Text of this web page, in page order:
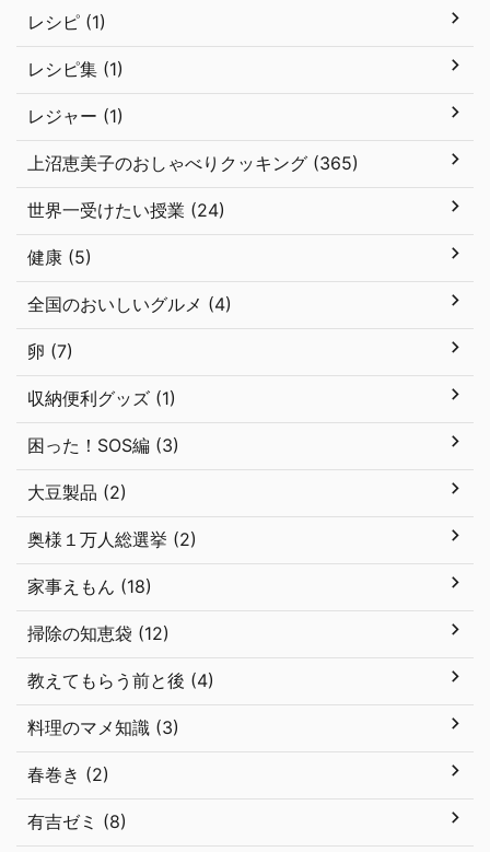
レシピ (1)
レシピ集 (1)
レジャー (1)
上沼恵美子のおしゃべりクッキング (365)
世界一受けたい授業 (24)
健康 (5)
全国のおいしいグルメ (4)
卵 (7)
収納便利グッズ (1)
困った！SOS編 (3)
大豆製品 (2)
奥様１万人総選挙 (2)
家事えもん (18)
掃除の知恵袋 (12)
教えてもらう前と後 (4)
料理のマメ知識 (3)
春巻き (2)
有吉ゼミ (8)